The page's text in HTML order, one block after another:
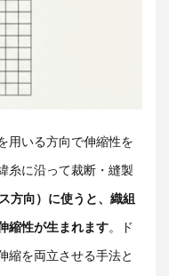
用いる方向で伸縮性を
糸に沿って裁断・縫製
方向）に使うと、織組
縮性が生まれます。ド
縮を両立させる手法と